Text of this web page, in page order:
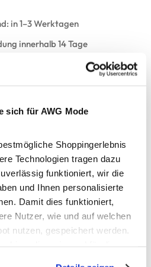
sich für AWG Mode
Shoppingerlebnis
Technologien tragen dazu
funktioniert, wir die
und Ihnen personalisierte
Damit dies funktioniert,
Nutzer, wie und auf welchen
nutzen, gespeichert werden.
in 1–3 Werktagen
innerhalb 14 Tage
in Ihre Wunschfiliale
hinzufügen
Fit
Oversized Fit von Tom Tailor
einen trendigen Look
mit leicht überschnittenen